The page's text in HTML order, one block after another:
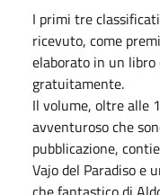
I primi tre
ricevuto, come
elaborato in un libro
gratuitamente.
Il volume, oltre alle
avventuroso che
pubblicazione,
Vajo del Paradiso e